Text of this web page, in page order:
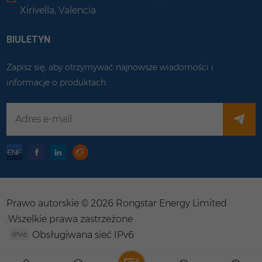
Xirivella, Valencia
BIULETYN
Zapisz się, aby otrzymywać najnowsze wiadomości i
informacje o produktach.
Prawo autorskie © 2026 Rongstar Energy Limited
.Wszelkie prawa zastrzeżone .
Obsługiwana sieć IPv6